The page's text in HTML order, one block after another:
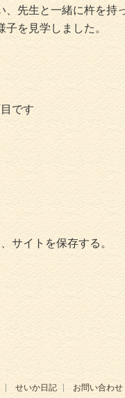
先生と一緒に杵を持
を見学しました。
です
サイトを保存する。
せいか日記 お問い合わせ